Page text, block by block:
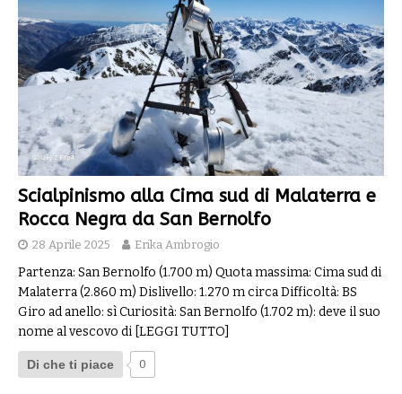
Scialpinismo alla Cima sud di Malaterra e
Rocca Negra da San Bernolfo
28 Aprile 2025 Erika Ambrogio
Partenza: San Bernolfo (1.700 m) Quota massima: Cima sud di
Malaterra (2.860 m) Dislivello: 1.270 m circa Difficoltà: BS
Giro ad anello: sì Curiosità: San Bernolfo (1.702 m): deve il suo
nome al vescovo di [LEGGI TUTTO]
Di che ti piace 0